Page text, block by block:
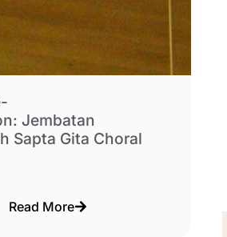
Read More
Jembatan
Sapta Gita Choral